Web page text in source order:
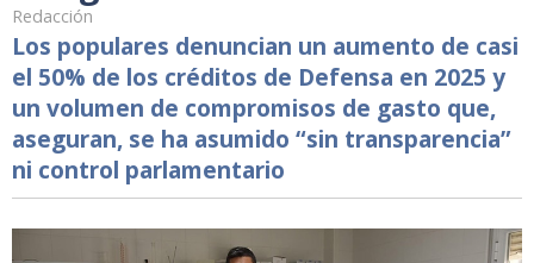
Redacción
Los populares denuncian un aumento de casi
el 50% de los créditos de Defensa en 2025 y
un volumen de compromisos de gasto que,
aseguran, se ha asumido “sin transparencia”
ni control parlamentario